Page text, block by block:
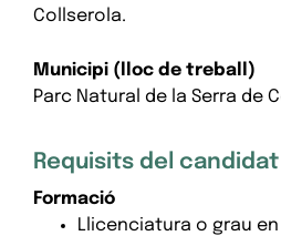
Collserola.
Municipi (lloc de treball)
Parc Natural de la Serra de
Requisits del candidat
Formació
Llicenciatura o grau